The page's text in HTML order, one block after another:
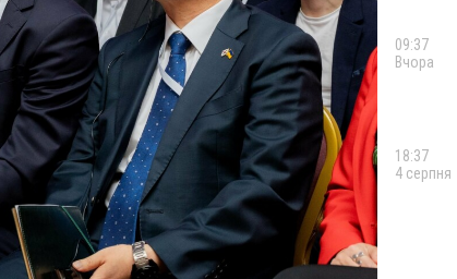
09:37
Вчора
18:37
4 серпня